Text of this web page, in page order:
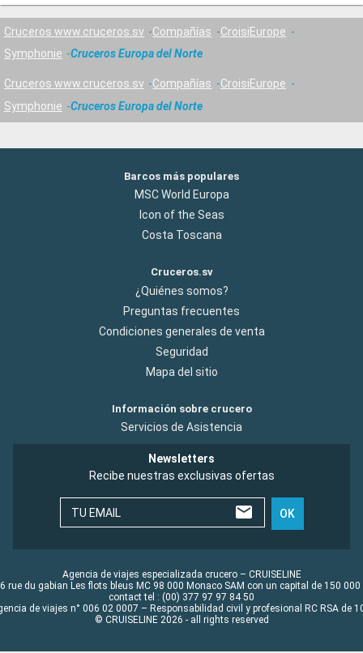
Cruceros www.cruceros.sv Compañías
CroisiEurope
Symphonie
Cruceros Europa del Norte
Cruceros www.cruceros.sv Compañías
CroisiEurope
Symphonie
Cruceros Europa del Norte
Barcos más populares
MSC World Europa
Icon of the Seas
Costa Toscana
Cruceros.sv
¿Quiénes somos?
Preguntas frecuentes
Condiciones generales de venta
Seguridad
Mapa del sitio
Información sobre crucero
Servicios de Asistencia
Newsletters
Recibe nuestras exclusivas ofertas
TU EMAIL OK
Agencia de viajes especializada crucero – CRUISELINE
rue du gabian Les flots bleus MC 98 000 Monaco SAM con un capital de 150 000
contact tel : (00) 377 97 97 84 50
de viajes n° 006 02 0007 – Responsabilidad civil y profesional RC RSA de
© CRUISELINE 2026 - all rights reserved